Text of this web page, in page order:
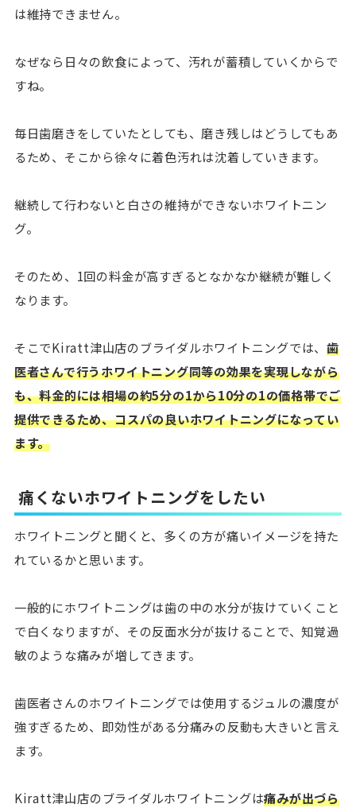
は維持できません。
なぜなら日々の飲食によって、汚れが蓄積していくからで
すね。
毎日歯磨きをしていたとしても、磨き残しはどうしてもあ
るため、そこから徐々に着色汚れは沈着していきます。
継続して行わないと白さの維持ができないホワイトニン
グ。
そのため、1回の料金が高すぎるとなかなか継続が難しく
なります。
そこでKiratt津山店のブライダルホワイトニングでは、歯
医者さんで行うホワイトニング同等の効果を実現しながら
も、料金的には相場の約5分の1から10分の1の価格帯でご
提供できるため、コスパの良いホワイトニングになってい
ます。
痛くないホワイトニングをしたい
ホワイトニングと聞くと、多くの方が痛いイメージを持た
れているかと思います。
一般的にホワイトニングは歯の中の水分が抜けていくこと
で白くなりますが、その反面水分が抜けることで、知覚過
敏のような痛みが増してきます。
歯医者さんのホワイトニングでは使用するジュルの濃度が
強すぎるため、即効性がある分痛みの反動も大きいと言え
ます。
Kiratt津山店のブライダルホワイトニングは痛みが出づら